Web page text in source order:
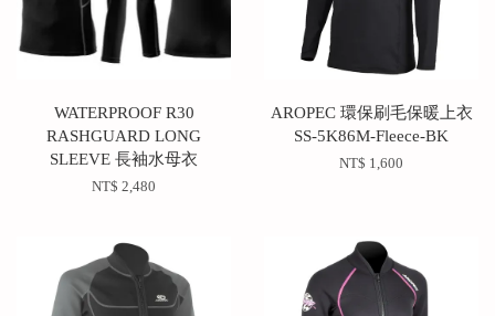
WATERPROOF R30
RASHGUARD LONG
SLEEVE 長袖水母衣
NT$ 2,480
AROPEC 環保刷毛保暖上衣
SS-5K86M-Fleece-BK
NT$ 1,600